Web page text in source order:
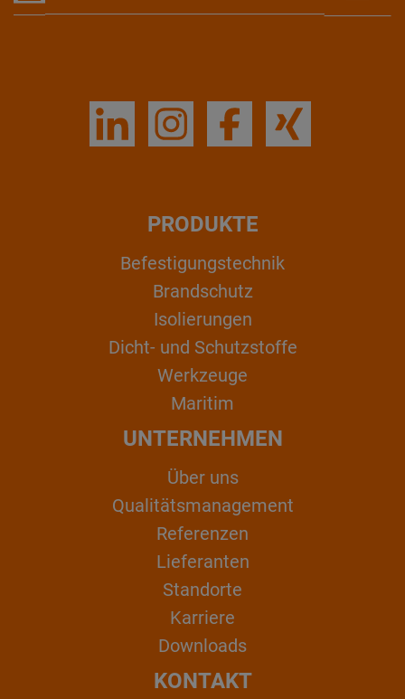
PRODUKTE
Befestigungstechnik
Brandschutz
Isolierungen
Dicht- und Schutzstoffe
Werkzeuge
Maritim
UNTERNEHMEN
Über uns
Qualitätsmanagement
Referenzen
Lieferanten
Standorte
Karriere
Downloads
KONTAKT